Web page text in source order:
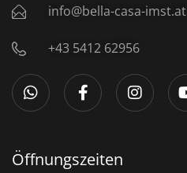
info@bella-casa-imst.at
+43 5412 62956
Öffnungszeiten